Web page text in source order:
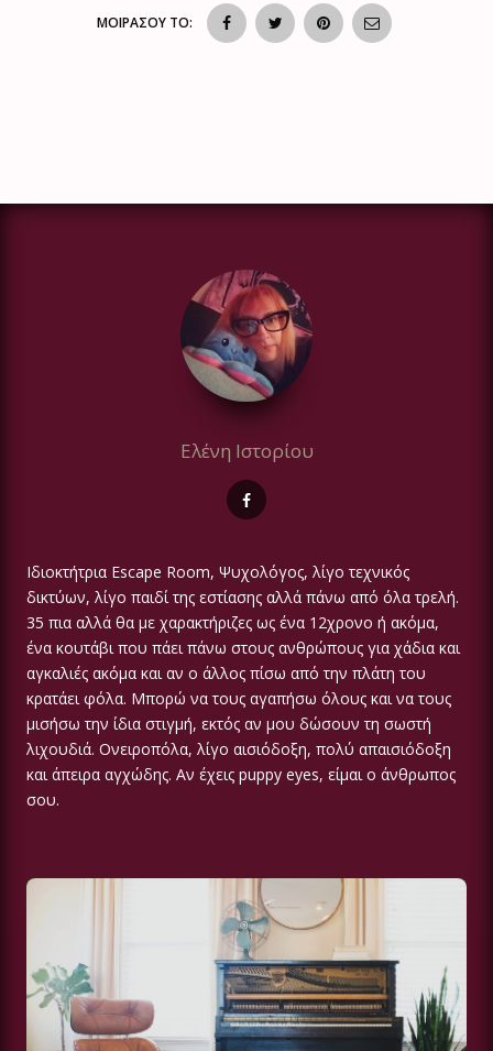
ΜΟΙΡΑΣΟΥ ΤΟ:
Ελένη Ιστορίου
Ιδιοκτήτρια Escape Room, Ψυχολόγος, λίγο τεχνικός
δικτύων, λίγο παιδί της εστίασης αλλά πάνω από όλα τρελή.
35 πια αλλά θα με χαρακτήριζες ως ένα 12χρονο ή ακόμα,
ένα κουτάβι που πάει πάνω στους ανθρώπους για χάδια και
αγκαλιές ακόμα και αν ο άλλος πίσω από την πλάτη του
κρατάει φόλα. Μπορώ να τους αγαπήσω όλους και να τους
μισήσω την ίδια στιγμή, εκτός αν μου δώσουν τη σωστή
λιχουδιά. Ονειροπόλα, λίγο αισιόδοξη, πολύ απαισιόδοξη
και άπειρα αγχώδης. Αν έχεις puppy eyes, είμαι ο άνθρωπος
σου.